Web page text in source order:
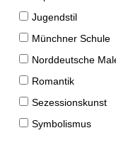
Jugendstil
Münchner Schule
Norddeutsche
Romantik
Sezessionskunst
Symbolismus